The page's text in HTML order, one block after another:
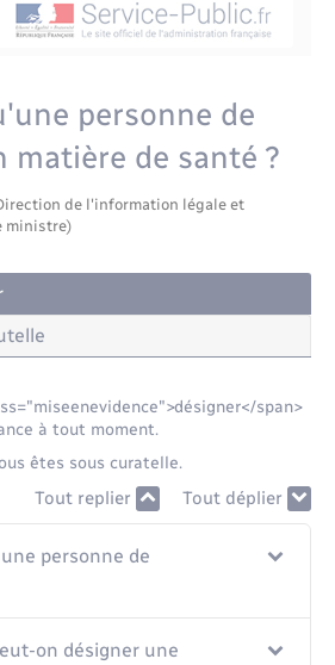
personne de
matière de santé ?
de l'information légale et
ministre)
span>
à tout moment.
êtes sous curatelle.
Tout replier Tout déplier
personne de
on désigner une